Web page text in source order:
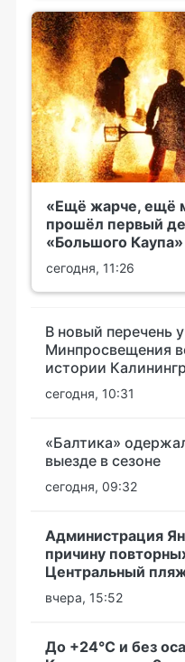
«Ещё жарче, ещё
прошёл первый
«Большого Каупа»
сегодня, 11:26
В новый перечень
Минпросвещения
истории
сегодня, 10:31
«Балтика»
выезде в сезоне
сегодня, 09:32
Администрация
причину
Центральный
вчера, 15:52
До +24°С и без